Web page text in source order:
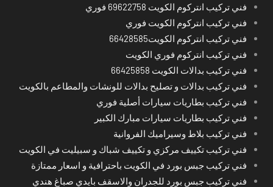
فني تركيب انتركوم الكويت 69622758 فوري
فني تركيب انتركوم الكويت فوري
فني تركيب انتركوم الكويت66428585
فني تركيب انتركوم فوري الكويت
فني تركيب بدالات الكويت 66425858
فني تركيب بدالات و تصليح بدالات للونشات والمطاعم بالكويت
فني تركيب بطاريات سيارات أصلية فوري
فني تركيب بطاريات سيارات مبارك الكبير
فني تركيب بلاط وسيراميك الفروانية
فني تركيب تكييف مركزي و تكييف شباك و سبيليت في الكويت
فني تركيب جبس بورد في الكويت باحترافية و اسعار ممتازة
فني تركيب جبس بورد للجدران والاسقف بايدي صباغ هندي